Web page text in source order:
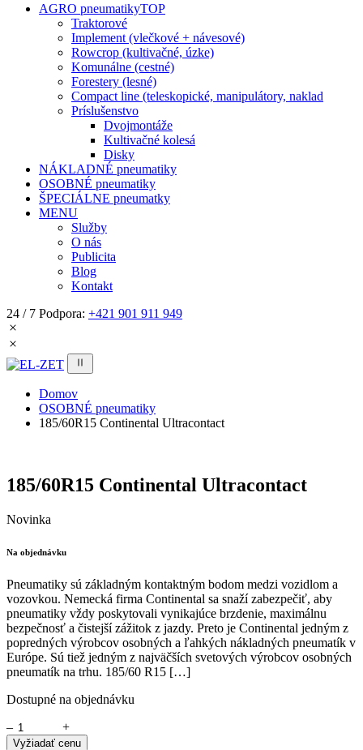
AGRO pneumatikyTOP
Traktorové
Implement (vlečkové + návesové)
Rowcrop (kultivačné, úzke)
Komunálne (cestné)
Forestery (lesné)
Compact line (teleskopické, manipulátory, naklad
Príslušenstvo
Dvojmontáže
Kultivačné kolesá
Disky
NÁKLADNÉ pneumatiky
OSOBNÉ pneumatiky
ŠPECIÁLNE pneumatky
MENU
Služby
O nás
Publicita
Blog
Kontakt
24 / 7 Podpora: +421 901 911 949
Domov
OSOBNÉ pneumatiky
185/60R15 Continental Ultracontact
185/60R15 Continental Ultracontact
Novinka
Na objednávku
Pneumatiky sú základným kontaktným bodom medzi vozidlom a
vozovkou. Nemecká firma Continental sa snaží zabezpečiť, aby
pneumatiky vždy poskytovali vynikajúce brzdenie, maximálnu
bezpečnosť a čistejší zážitok z jazdy. Preto je Continental jedným z
popredných výrobcov osobných a ľahkých nákladných pneumatík v
Európe. Sú tiež jedným z najväčších svetových výrobcov osobných
pneumatík na trhu. 185/60 R15 […]
Dostupné na objednávku
–
+
Vyžiadať cenu